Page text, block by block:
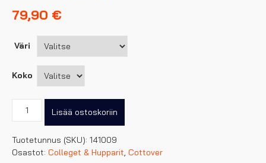
79,90 €
Väri
Koko
naisten
vetoketjuhuppari
määrä
Lisää ostoskoriin
Tuotetunnus (SKU): 141009
Osastot: Colleget & Hupparit, Cottover